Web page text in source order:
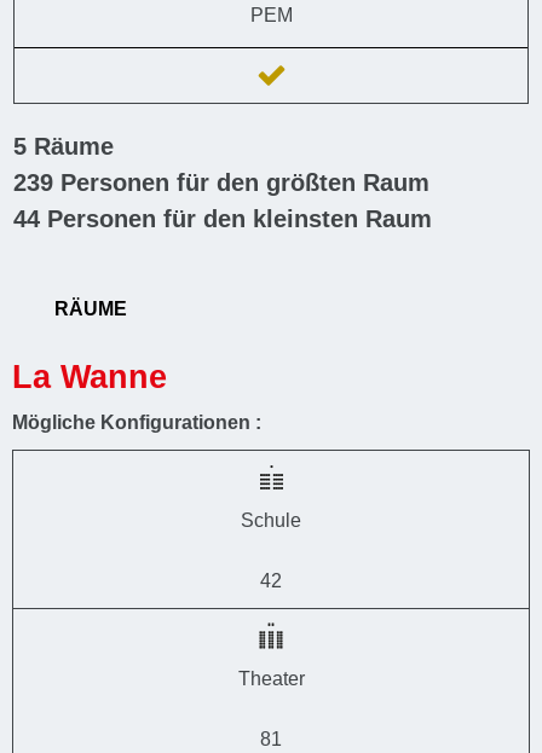
PEM
5 Räume
239 Personen für den größten Raum
44 Personen für den kleinsten Raum
RÄUME
La Wanne
Mögliche Konfigurationen :
Schule
42
Theater
81